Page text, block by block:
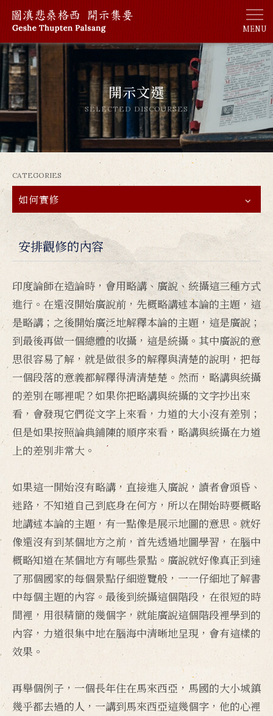
開示文選
SELECTED DISCOURSES
CATEGORIES
如何實修
安排觀修的內容
印度論師在造論時，會用略講、廣說、統攝這三種方式
進行。在還沒開始廣說前，先概略講述本論的主題，這
是略講；之後開始廣泛地解釋本論的主題，這是廣說；
到最後再做一個總體的收攝，這是統攝。其中廣說的意
思很容易了解，就是做很多的解釋與清楚的說明，把每
一個段落的意義都解釋得清清楚楚。然而，略講與統攝
的差別在哪裡呢？如果你把略講與統攝的文字抄出來
看，會發現它們從文字上來看，力道的大小沒有差別；
但是如果按照論典鋪陳的順序來看，略講與統攝在力道
上的差別非常大。
如果這一開始沒有略講，直接進入廣說，讀者會頭昏、
迷路，不知道自己到底身在何方，所以在開始時要概略
地講述本論的主題，有一點像是展示地圖的意思。就好
像還沒有到某個地方之前，首先透過地圖學習，在腦中
概略知道在某個地方有哪些景點。廣說就好像真正到達
了那個國家的每個景點仔細遊覽般，一一仔細地了解書
中每個主題的內容。最後到統攝這個階段，在很短的時
間裡，用很精簡的幾個字，就能廣說這個階段裡學到的
內容，力道很集中地在腦海中清晰地呈現，會有這樣的
效果。
再舉個例子，一個長年住在馬來西亞，馬國的大小城鎮
幾乎都去過的人，一講到馬來西亞這幾個字，他的心裡
MENU